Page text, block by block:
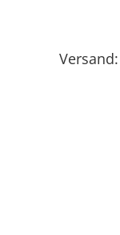
Versand: